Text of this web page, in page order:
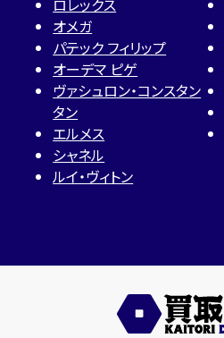
オメガ
パテック フィリップ
オーデマ ピゲ
ヴァシュロン・コンスタン
タン
エルメス
シャネル
ルイ・ヴィトン